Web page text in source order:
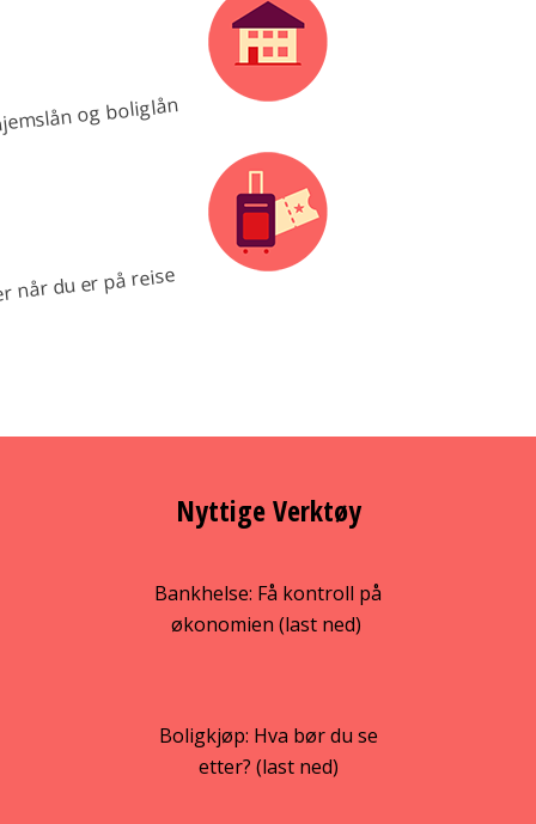
og boliglån
når du er på reise
Nyttige Verktøy
Bankhelse: Få kontroll på
økonomien (last ned)
Boligkjøp: Hva bør du se
etter? (last ned)